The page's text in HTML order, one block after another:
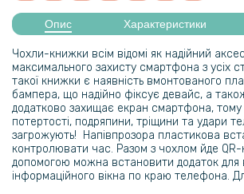
399 грн
Гідрогелева плівка iNobi Privacy Matte
239 грн
299 грн
Гідрогелева плівка iNobi Matte для Samsung
задню панель, Матова
Опис Характеристики
Чохли-книжки всім відомі як надійний
максимального захисту смартфона з усіх
такої книжки є наявність вмонтованого
бампера, що надійно фіксує девайс, а
додатково захищає екран смартфона, тому
потертості, подряпини, тріщини та удари
загрожують! Напівпрозора пластикова
контролювати час. Разом з чохлом йде QR-
допомогою можна встановити додаток для
інформаційного вікна по краю телефона.